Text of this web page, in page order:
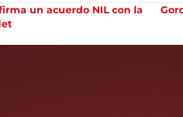
un acuerdo NIL con la